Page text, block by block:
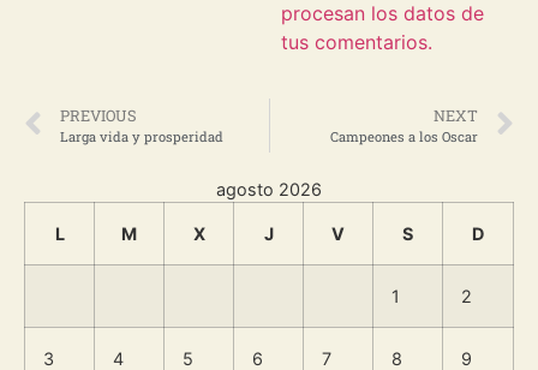
procesan los datos de
tus comentarios.
PREVIOUS
Larga vida y prosperidad
NEXT
Campeones a los Oscar
agosto 2026
L M X J V S D
1 2
3 4 5 6 7 8 9